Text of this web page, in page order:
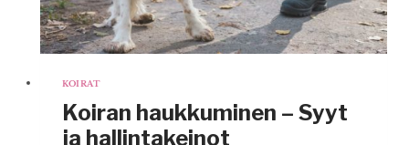
KOIRAT
Koiran haukkuminen – Syyt
ja hallintakeinot